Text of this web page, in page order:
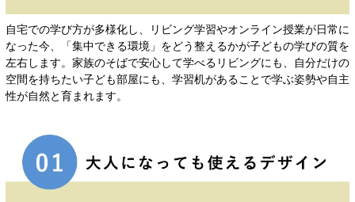
自宅での学び方が多様化し、リビング学習やオンライン授業が日常に
なった今、「集中できる環境」をどう整えるかが子どもの学びの質を
左右します。家族のそばで安心して学べるリビングにも、自分だけの
空間を持ちたい子ども部屋にも、学習机があることで学ぶ姿勢や自主
性が自然と育まれます。